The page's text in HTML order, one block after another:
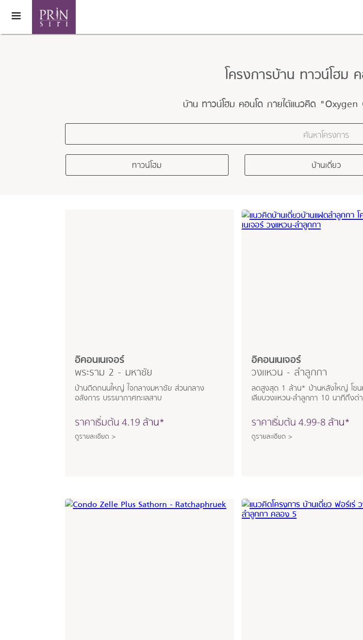
โครงการบ้าน ทาวน์โฮม
บ้าน ทาวน์โฮม คอนโด ภายใต้แนวคิด
ทาวน์โฮม บ้านเดี่ยว
อิคอนเนเจอร์
พระราม 2 - มหาชัย
บ้านติดถนนใหญ่ ใจกลางมหาชัย ส่วนกลาง
อลังการ บรรยากาศทะเลสาบ
ราคาเริ่มต้น 4.19 ล้าน*
ดูรายละเอียด >
อิคอนเนเจอร์
วงแหวน - ลำลูกกา
ลดสูงสุด 1 ล้าน* บ้านหลังใหญ่ โซ
เลียบวงแหวน-ลำลูกกา 10 นาทีถึงด่
ราคาเริ่มต้น 4.99-8 ล้าน*
ดูรายละเอียด >